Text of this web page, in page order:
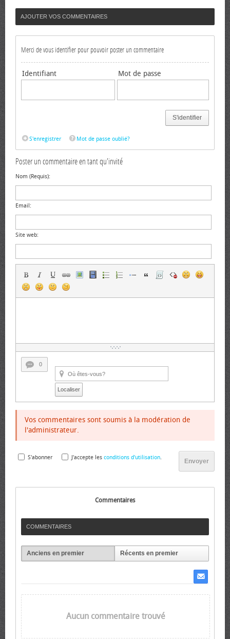
AJOUTER VOS COMMENTAIRES
Merci de vous identifier pour pouvoir poster un commentaire
Identifiant Mot de passe
S'identifier
S'enregistrer Mot de passe oublié?
Poster un commentaire en tant qu'invité
Nom (Requis):
Email:
Site web:
0
Localiser
Vos commentaires sont soumis à la modération de
l'administrateur.
Envoyer
S'abonner J'accepte les conditions d'utilisation.
Commentaires
COMMENTAIRES
Anciens en premier Récents en premier
Aucun commentaire trouvé